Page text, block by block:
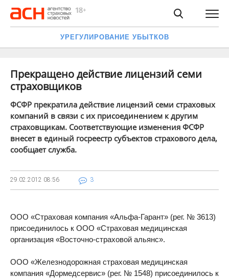
УРЕГУЛИРОВАНИЕ УБЫТКОВ
Прекращено действие лицензий семи
страховщиков
ФСФР прекратила действие лицензий семи страховых
компаний в связи с их присоединением к другим
страховщикам. Соответствующие изменения ФСФР
внесет в единый госреестр субъектов страхового дела,
сообщает служба.
29.02.2012 08:56 3
ООО «Страховая компания «Альфа-Гарант» (рег. № 3613)
присоединилось к ООО «Страховая медицинская
организация «Восточно-страховой альянс».
ООО «Железнодорожная страховая медицинская
компания «Дормедсервис» (рег. № 1548) присоединилось к